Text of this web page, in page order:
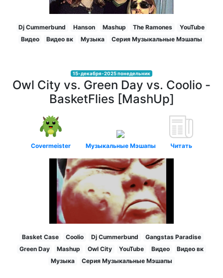
Dj Cummerbund Hanson Mashup The Ramones
YouTube
Видео
Видео вк Музыка Серия Музыкальные Мэшапы
15-декабря-2025 понедельник
Owl City vs. Green Day vs. Coolio -
BasketFlies [MashUp]
Covermeister Музыкальные Мэшапы Читать
Basket Case Coolio Dj Cummerbund
Gangstas Paradise
Green Day
Mashup Owl City YouTube Видео
Видео вк
Музыка
Серия Музыкальные Мэшапы